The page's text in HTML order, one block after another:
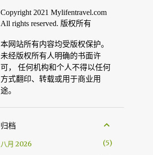
Copyright 2021 Mylifentravel.com
All rights reserved. 版权所有
本网站所有内容均受版权保护。
未经版权所有人明确的书面许
可， 任何机构和个人不得以任何
方式翻印、转载或用于商业用
途。
归档
八月 2026 5